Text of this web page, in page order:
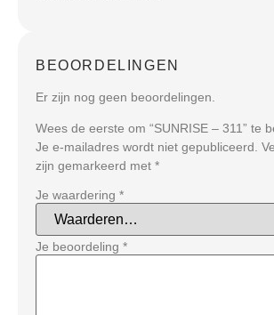
BEOORDELINGEN
Er zijn nog geen beoordelingen.
Wees de eerste om “SUNRISE – 311” te
Je e-mailadres wordt niet gepubliceerd.
zijn gemarkeerd met *
Je waardering *
Je beoordeling *